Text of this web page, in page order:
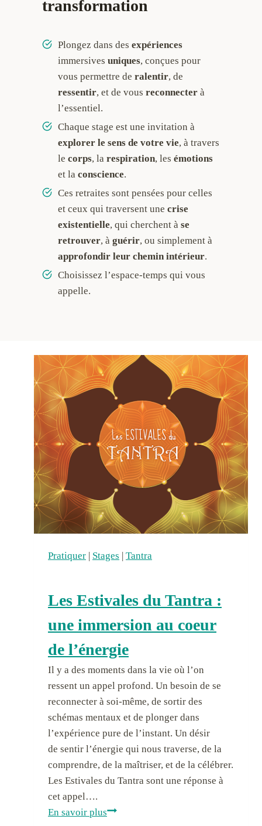
transformation
Plongez dans des expériences
immersives uniques, conçues pour
vous permettre de ralentir, de
ressentir, et de vous reconnecter à
l’essentiel.
Chaque stage est une invitation à
explorer le sens de votre vie, à travers
le corps, la respiration, les émotions
et la conscience.
Ces retraites sont pensées pour celles
et ceux qui traversent une crise
existentielle, qui cherchent à se
retrouver, à guérir, ou simplement à
approfondir leur chemin intérieur.
Choisissez l’espace-temps qui vous
appelle.
Pratiquer Stages Tantra
Les Estivales du Tantra :
une immersion au coeur
de l’énergie
Il y a des moments dans la vie où l’on
ressent un appel profond. Un besoin de se
reconnecter à soi-même, de sortir des
schémas mentaux et de plonger dans
l’expérience pure de l’instant. Un désir
de sentir l’énergie qui nous traverse, de la
comprendre, de la maîtriser, et de la célébrer.
Les Estivales du Tantra sont une réponse à
cet appel….
En savoir plusL